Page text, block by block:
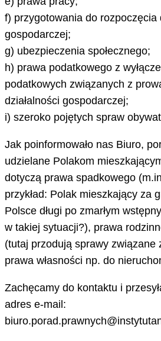
f) przygotowania do rozpoczęcia
gospodarczej;
g) ubezpieczenia społecznego;
h) prawa podatkowego z
podatkowych związanych z
działalności gospodarczej;
i) szeroko pojętych spraw
Jak poinformowało nas Biuro,
udzielane Polakom
dotyczą prawa spadkowego
przykład: Polak mieszkający za
Polsce długi po zmarłym
w takiej sytuacji?), prawa
(tutaj przodują sprawy związane
prawa własności np. do
Zachęcamy do kontaktu i
adres e-mail: